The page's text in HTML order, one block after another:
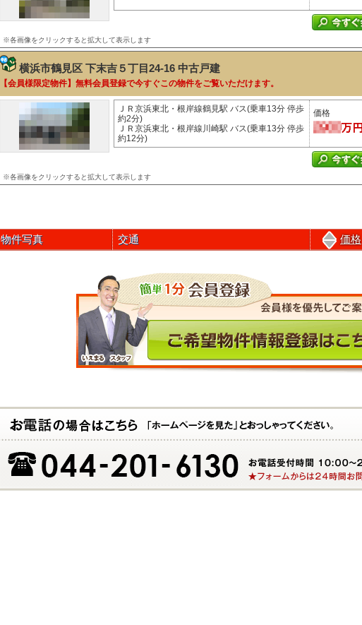
※各画像をクリックすると拡大して表示します
横浜市鶴見区 下末吉５丁目24-16 中古戸建
【会員様限定物件】無料会員登録で今すぐこの物件をご覧いただけます。
ＪＲ京浜東北・根岸線鶴見駅 バス(乗車13分 停歩
約2分)
ＪＲ京浜東北・根岸線川崎駅 バス(乗車13分 停歩
約12分)
価格
※各画像をクリックすると拡大して表示します
物件写真 交通 価格